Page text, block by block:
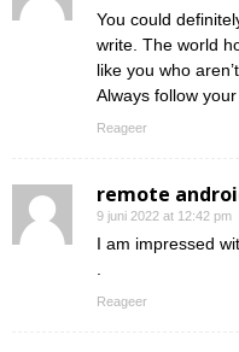
You could
write. The world
like you who
Always follow your
Reageer
remote
9 juni 2022 at 12:42 pm
I am impressed
Reageer